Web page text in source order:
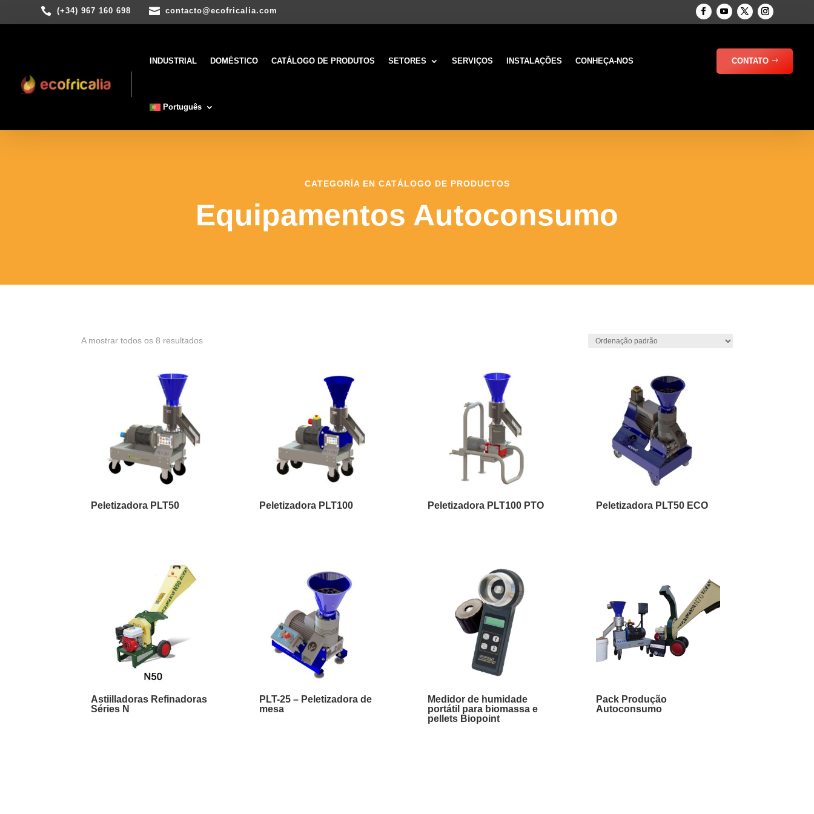
 (+34) 967 160 698  contacto@ecofricalia.com
INDUSTRIAL DOMÉSTICO CATÁLOGO DE PRODUTOS SETORES SERVIÇOS INSTALAÇÕES CONHEÇA-NOS
Português
CONTATO
CATEGORÍA EN CATÁLOGO DE PRODUCTOS
Equipamentos Autoconsumo
A mostrar todos os 8 resultados
Peletizadora PLT50 Peletizadora PLT100 Peletizadora PLT100 PTO Peletizadora PLT50 ECO
Astiilladoras Refinadoras
Séries N
PLT-25 – Peletizadora de
mesa
Medidor de humidade
portátil para biomassa e
pellets Biopoint
Pack Produção
Autoconsumo